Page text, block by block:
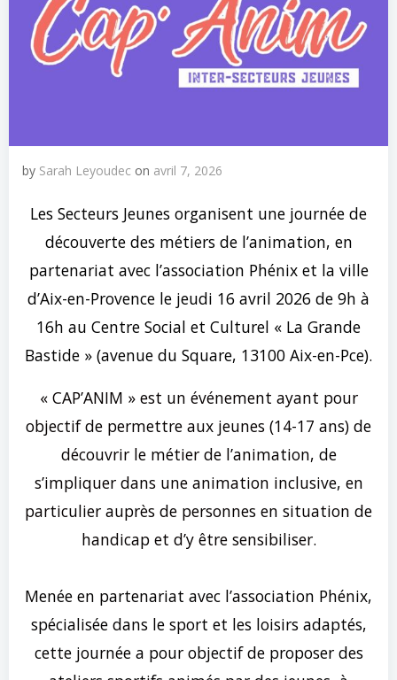
by Sarah Leyoudec on avril 7, 2026
Les Secteurs Jeunes organisent une journée de
découverte des métiers de l’animation, en
partenariat avec l’association Phénix et la ville
d’Aix-en-Provence le jeudi 16 avril 2026 de 9h à
16h au Centre Social et Culturel « La Grande
Bastide » (avenue du Square, 13100 Aix-en-Pce).
« CAP’ANIM » est un événement ayant pour
objectif de permettre aux jeunes (14-17 ans) de
découvrir le métier de l’animation, de
s’impliquer dans une animation inclusive, en
particulier auprès de personnes en situation de
handicap et d’y être sensibiliser.
Menée en partenariat avec l’association Phénix,
spécialisée dans le sport et les loisirs adaptés,
cette journée a pour objectif de proposer des